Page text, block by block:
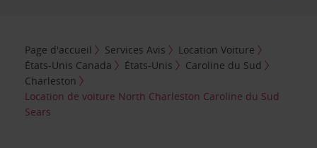
Page d'accueil Services Avis
Location Voiture
États-Unis Canada
États-Unis
Caroline du Sud
Charleston
Location de voiture North Charleston Caroline du Sud
Sears